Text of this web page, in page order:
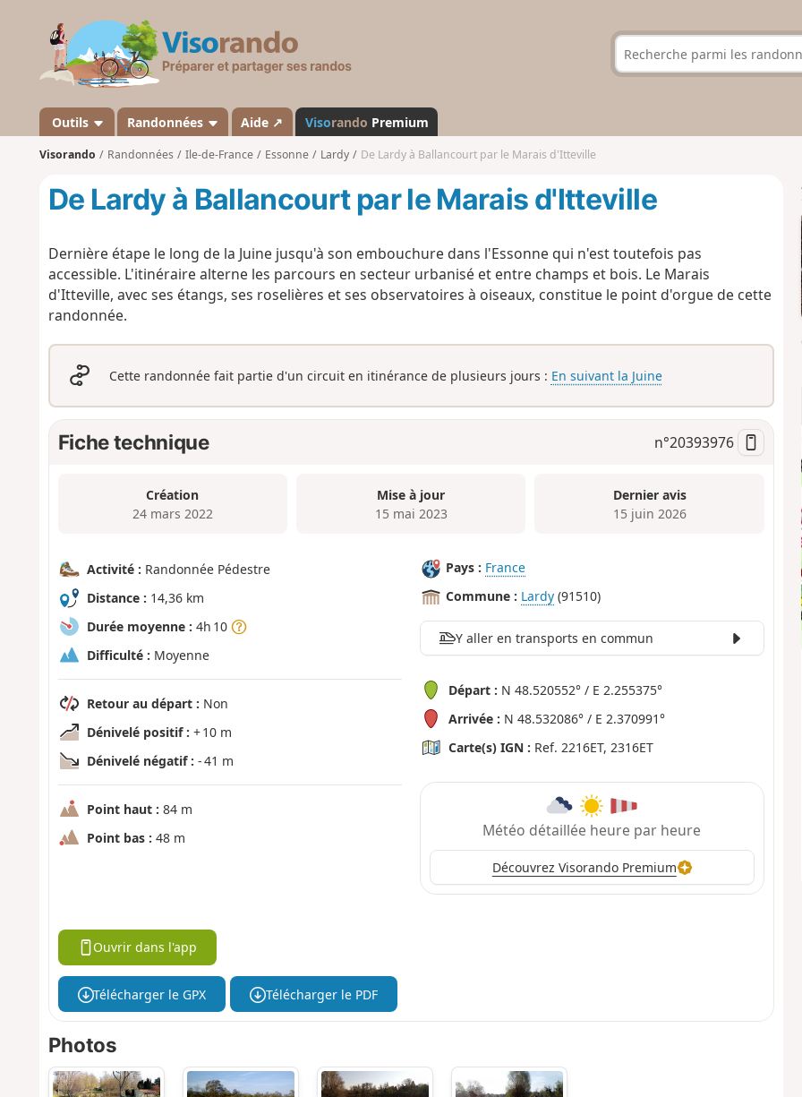
s
a
n
d
Outils Randonnées Aide ↗ Visorando Premium
Visorando Randonnées Ile-de-France Essonne Lardy De Lardy à Ballancourt par le Marais d'Itteville
De Lardy à Ballancourt par le Marais d'Itteville
Dernière étape le long de la Juine jusqu'à son embouchure dans l'Essonne qui n'est toutefois pas
accessible. L'itinéraire alterne les parcours en secteur urbanisé et entre champs et bois. Le Marais
d'Itteville, avec ses étangs, ses roselières et ses observatoires à oiseaux, constitue le point d'orgue de cette
randonnée.
Cette randonnée fait partie d'un circuit en itinérance de plusieurs jours : En suivant la Juine
Fiche technique n°20393976
Création
24 mars 2022
Mise à jour
15 mai 2023
Dernier avis
15 juin 2026
Activité : Randonnée Pédestre
Distance : 14,36 km
Durée moyenne : 4h 10
Difficulté : Moyenne
Retour au départ : Non
Dénivelé positif : + 10 m
Dénivelé négatif : - 41 m
Point haut : 84 m
Point bas : 48 m
Pays : France
Commune : Lardy (91510)
Y aller en transports en commun
Départ : N 48.520552° / E 2.255375°
Arrivée : N 48.532086° / E 2.370991°
Carte(s) IGN : Ref. 2216ET, 2316ET
Météo détaillée heure par heure
Découvrez Visorando Premium
Ouvrir dans l'app
Télécharger le GPX Télécharger le PDF
Photos